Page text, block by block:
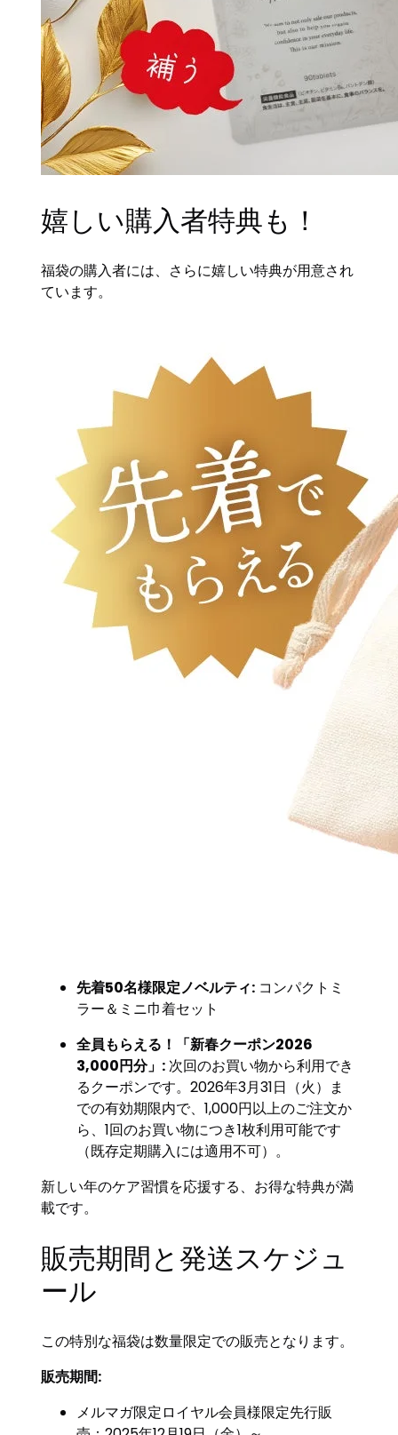
嬉しい購入者特典も！
福袋の購入者には、さらに嬉しい特典が用意され
ています。
先着50名様限定ノベルティ: コンパクトミ
ラー＆ミニ巾着セット
全員もらえる！「新春クーポン2026
3,000円分」:次回のお買い物から利用でき
るクーポンです。2026年3月31日（火）ま
での有効期限内で、1,000円以上のご注文か
ら、1回のお買い物につき1枚利用可能です
（既存定期購入には適用不可）。
新しい年のケア習慣を応援する、お得な特典が満
載です。
販売期間と発送スケジュ
ール
この特別な福袋は数量限定での販売となります。
販売期間:
メルマガ限定ロイヤル会員様限定先行販